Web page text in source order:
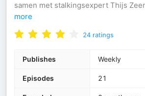
samen met stalkingsexpert Thijs
more
24 ratings
Publishes Weekly
Episodes 21